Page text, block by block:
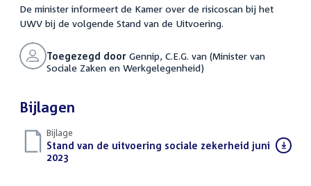
De minister informeert de Kamer over de risicoscan bij het
UWV bij de volgende Stand van de Uitvoering.
Toegezegd doorGennip, C.E.G. van (Minister van
Sociale Zaken en Werkgelegenheid)
Bijlagen
Bijlage
Download
bestand:
Stand van de uitvoering sociale zekerheid juni
2023